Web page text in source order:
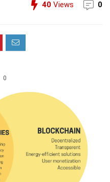
40 Views 0
0